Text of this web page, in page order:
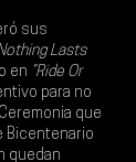
sus
Lasts
en “Ride Or
para no
que
Bicentenario
quedan